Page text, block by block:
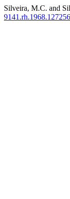
Silveira, M.C. and
9141.rh.1968.127256